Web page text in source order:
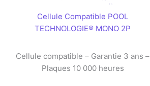
Cellule Compatible POOL
TECHNOLOGIE® MONO 2P
Cellule compatible – Garantie 3 ans –
Plaques 10 000 heures